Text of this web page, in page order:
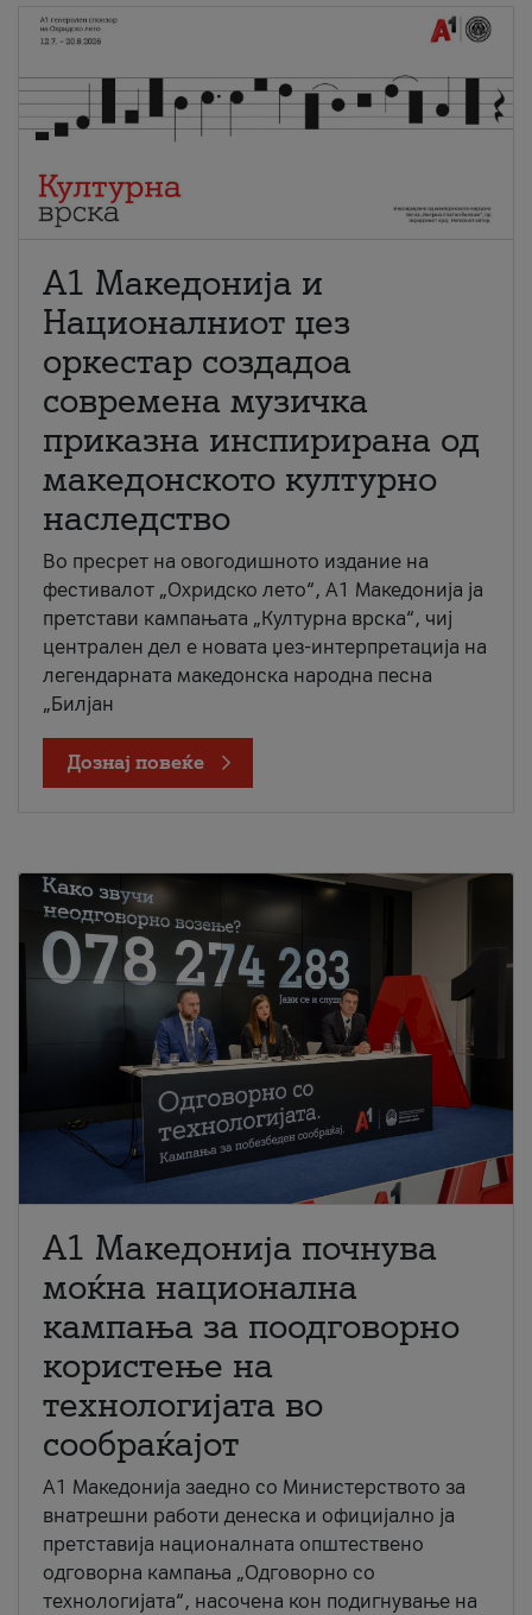
А1 Македонија и
Националниот џез
оркестар создадоа
современа музичка
приказна инспирирана од
македонското културно
наследство
Во пресрет на овогодишното издание на
фестивалот „Охридско лето“, А1 Македонија ја
претстави кампањата „Културна врска“, чиј
централен дел е новата џез-интерпретација на
легендарната македонска народна песна
„Билјан
Дознај повеќе
A1 Македонија почнува
моќна национална
кампања за поодговорно
користење на
технологијата во
сообраќајот
A1 Македонија заедно со Министерството за
внатрешни работи денеска и официјално ја
претставија националната општествено
одговорна кампања „Одговорно со
технологијата“, насочена кон подигнување на